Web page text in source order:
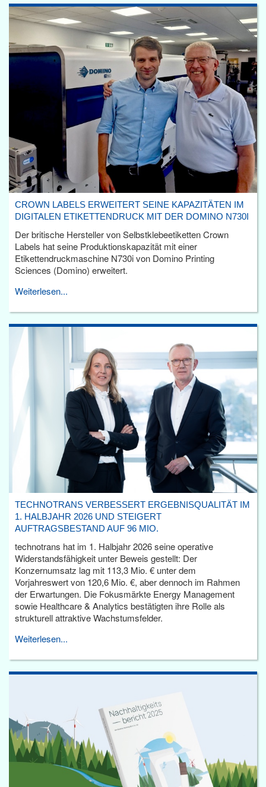
CROWN LABELS ERWEITERT SEINE KAPAZITÄTEN IM
DIGITALEN ETIKETTENDRUCK MIT DER DOMINO N730I
Der britische Hersteller von Selbstklebeetiketten Crown
Labels hat seine Produktionskapazität mit einer
Etikettendruckmaschine N730i von Domino Printing
Sciences (Domino) erweitert.
Weiterlesen...
TECHNOTRANS VERBESSERT ERGEBNISQUALITÄT IM
1. HALBJAHR 2026 UND STEIGERT
AUFTRAGSBESTAND AUF 96 MIO.
technotrans hat im 1. Halbjahr 2026 seine operative
Widerstandsfähigkeit unter Beweis gestellt: Der
Konzernumsatz lag mit 113,3 Mio. € unter dem
Vorjahreswert von 120,6 Mio. €, aber dennoch im Rahmen
der Erwartungen. Die Fokusmärkte Energy Management
sowie Healthcare & Analytics bestätigten ihre Rolle als
strukturell attraktive Wachstumsfelder.
Weiterlesen...